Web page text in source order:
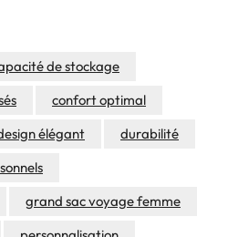
de stockage
confort optimal
élégant
durabilité
grand sac voyage femme